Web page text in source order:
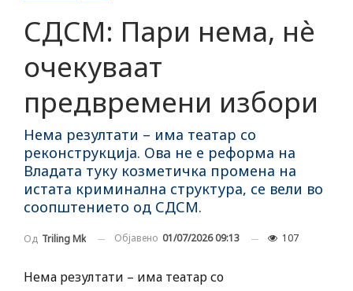
СДСМ: Пари нема, нè
очекуваат
предвремени избори
Нема резултати – има театар со
реконструкција. Ова не е реформа на
Владата туку козметичка промена на
истата криминална структура, се вели во
соопштението од СДСМ.
Од Triling Mk Објавено 01/07/2026 09:13 107
Нема резултати – има театар со